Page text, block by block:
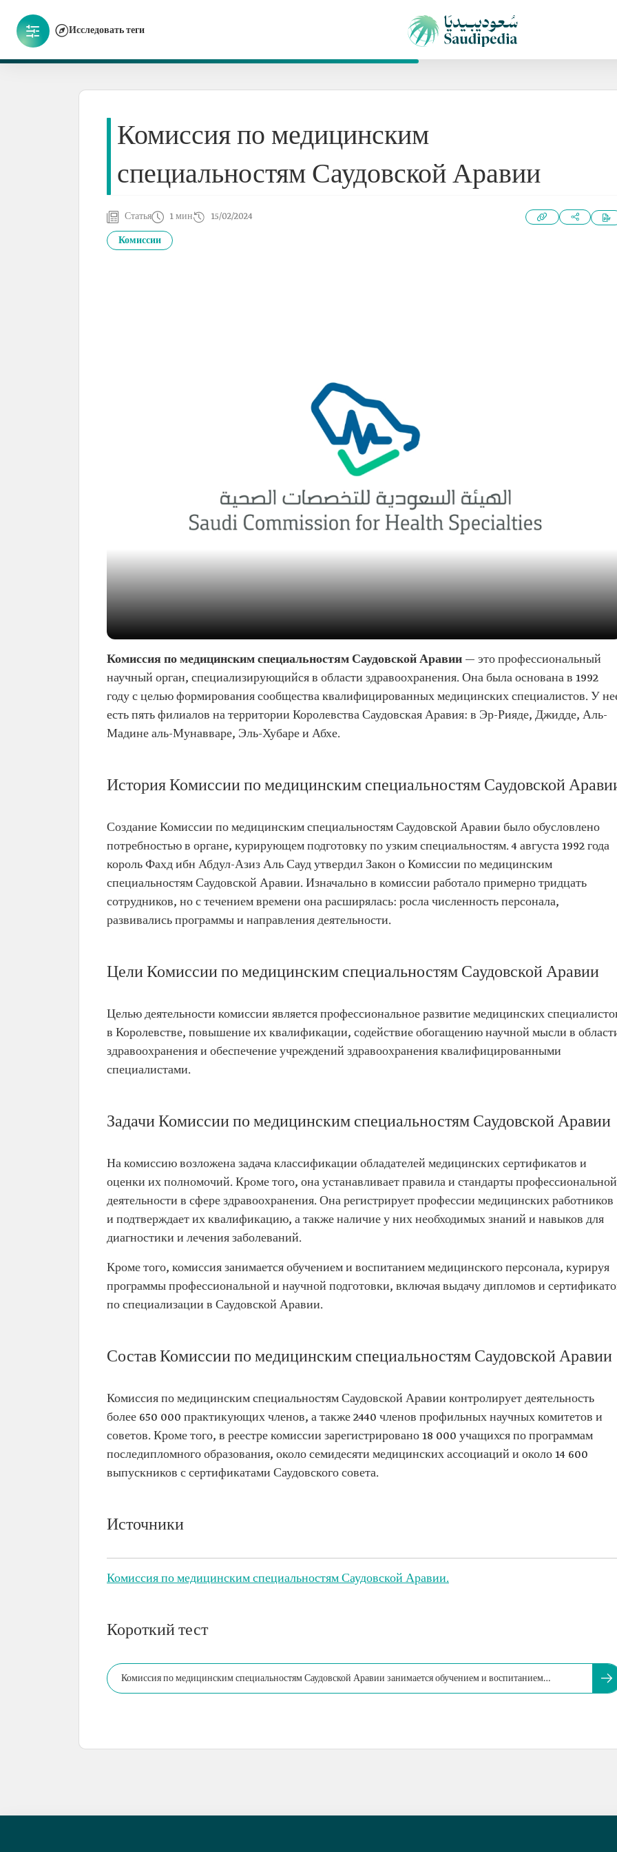
Исследовать теги
Комиссия по медицинским
специальностям Саудовской Аравии
Статья 1 мин 15/02/2024
Комиссии
Комиссия по медицинским специальностям Саудовской Аравии — это профессиональный
научный орган, специализирующийся в области здравоохранения. Она была основана в 1992
году с целью формирования сообщества квалифицированных медицинских специалистов. У
есть пять филиалов на территории Королевства Саудовская Аравия: в Эр-Рияде, Джидде, Аль-
Мадине аль-Мунавваре, Эль-Хубаре и Абхе.
История Комиссии по медицинским специальностям Саудовской
Создание Комиссии по медицинским специальностям Саудовской Аравии было обусловлено
потребностью в органе, курирующем подготовку по узким специальностям. 4 августа 1992 года
король Фахд ибн Абдул-Азиз Аль Сауд утвердил Закон о Комиссии по медицинским
специальностям Саудовской Аравии. Изначально в комиссии работало примерно тридцать
сотрудников, но с течением времени она расширялась: росла численность персонала,
развивались программы и направления деятельности.
Цели Комиссии по медицинским специальностям Саудовской Аравии
Целью деятельности комиссии является профессиональное развитие медицинских
в Королевстве, повышение их квалификации, содействие обогащению научной мысли в
здравоохранения и обеспечение учреждений здравоохранения квалифицированными
специалистами.
Задачи Комиссии по медицинским специальностям Саудовской Аравии
На комиссию возложена задача классификации обладателей медицинских сертификатов и
оценки их полномочий. Кроме того, она устанавливает правила и стандарты профессиональной
деятельности в сфере здравоохранения. Она регистрирует профессии медицинских работников
и подтверждает их квалификацию, а также наличие у них необходимых знаний и навыков для
диагностики и лечения заболеваний.
Кроме того, комиссия занимается обучением и воспитанием медицинского персонала, курируя
программы профессиональной и научной подготовки, включая выдачу дипломов и
по специализации в Саудовской Аравии.
Состав Комиссии по медицинским специальностям Саудовской Аравии
Комиссия по медицинским специальностям Саудовской Аравии контролирует деятельность
более 650 000 практикующих членов, а также 2440 членов профильных научных комитетов и
советов. Кроме того, в реестре комиссии зарегистрировано 18 000 учащихся по программам
последипломного образования, около семидесяти медицинских ассоциаций и около 14 600
выпускников с сертификатами Саудовского совета.
Источники
Комиссия по медицинским специальностям Саудовской Аравии.
Короткий тест
Комиссия по медицинским специальностям Саудовской Аравии занимается обучением и воспитанием